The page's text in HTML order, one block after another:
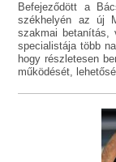
Befejeződött a
székhelyén az új
szakmai betanítás,
specialistája több
hogy részletesen
működését,